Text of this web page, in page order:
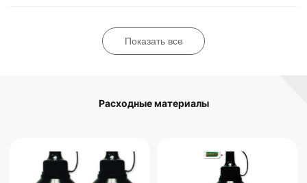
Показать все
Расходные материалы